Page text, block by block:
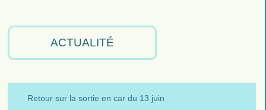
ACTUALITÉ
Retour sur la sortie en car du 13 juin